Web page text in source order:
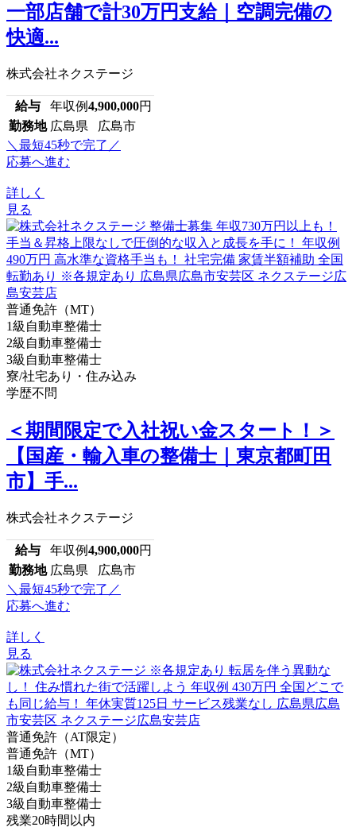
一部店舗で計30万円支給｜空調完備の
快適...
株式会社ネクステージ
給与 年収例4,900,000円
勤務地 広島県 広島市
＼最短45秒で完了／
応募へ進む
詳しく
見る
普通免許（MT）
1級自動車整備士
2級自動車整備士
3級自動車整備士
寮/社宅あり・住み込み
学歴不問
＜期間限定で入社祝い金スタート！＞
【国産・輸入車の整備士｜東京都町田
市】手...
株式会社ネクステージ
給与 年収例4,900,000円
勤務地 広島県 広島市
＼最短45秒で完了／
応募へ進む
詳しく
見る
普通免許（AT限定）
普通免許（MT）
1級自動車整備士
2級自動車整備士
3級自動車整備士
残業20時間以内